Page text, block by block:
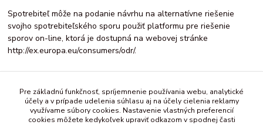
Spotrebiteľ môže na podanie návrhu na alternatívne riešenie
svojho spotrebiteľského sporu použiť platformu pre riešenie
sporov on-line, ktorá je dostupná na webovej stránke
http://ex.europa.eu/consumers/odr/.
VIII.
Tento reklamačný poriadok nadobúda účinnosti 1.7.2016.
Pre základnú funkčnosť, spríjemnenie používania webu, analytické
účely a v prípade udelenia súhlasu aj na účely cielenia reklamy
využívame súbory cookies. Nastavenie vlastných preferencií
cookies môžete kedykoľvek upraviť odkazom v spodnej časti